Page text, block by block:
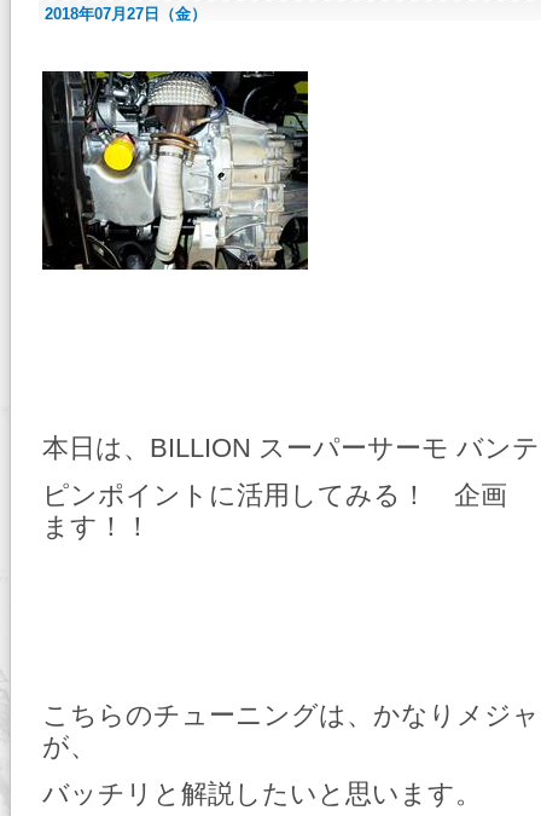
2018年07月27日（金）
本日は、BILLION スーパーサーモ バン
ピンポイントに活用してみる！ 企
ます！！
こちらのチューニングは、かなりメジ
が、
バッチリと解説したいと思います。